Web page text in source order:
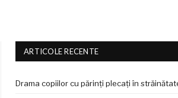
ARTICOLE RECENTE
Drama copiilor cu părinți plecați în